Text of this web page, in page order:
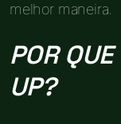
melhor maneira.
POR
UP?